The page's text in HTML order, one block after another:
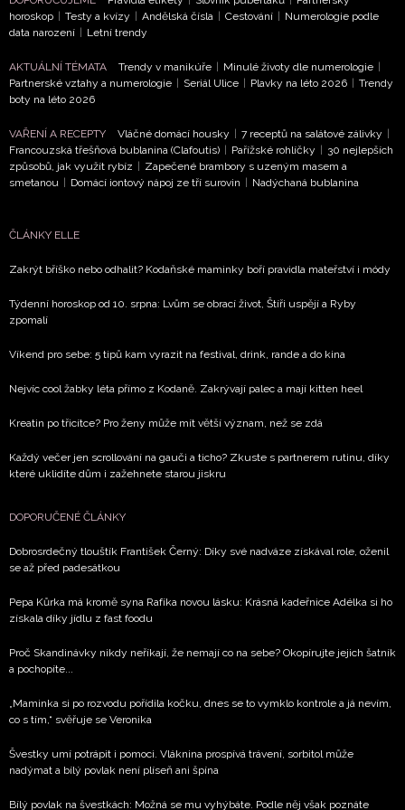
horoskop | Testy a kvízy | Andělská čísla | Cestování | Numerologie podle
data narození | Letní trendy
AKTUÁLNÍ TÉMATA Trendy v manikúře | Minulé životy dle numerologie |
Partnerské vztahy a numerologie | Seriál Ulice | Plavky na léto 2026 | Trendy
boty na léto 2026
VAŘENÍ A RECEPTY Vláčné domácí housky | 7 receptů na salátové zálivky |
Francouzská třešňová bublanina (Clafoutis) | Pařížské rohlíčky | 30 nejlepších
způsobů, jak využít rybíz | Zapečené brambory s uzeným masem a
smetanou | Domácí iontový nápoj ze tří surovin | Nadýchaná bublanina
ČLÁNKY ELLE
Zakrýt bříško nebo odhalit? Kodaňské maminky boří pravidla mateřství i módy
Týdenní horoskop od 10. srpna: Lvům se obrací život, Štíři uspějí a Ryby
zpomalí
Víkend pro sebe: 5 tipů kam vyrazit na festival, drink, rande a do kina
Nejvíc cool žabky léta přímo z Kodaně. Zakrývají palec a mají kitten heel
Kreatin po třicítce? Pro ženy může mít větší význam, než se zdá
Každý večer jen scrollování na gauči a ticho? Zkuste s partnerem rutinu, díky
které uklidíte dům i zažehnete starou jiskru
DOPORUČENÉ ČLÁNKY
Dobrosrdečný tlouštík František Černý: Díky své nadváze získával role, oženil
se až před padesátkou
Pepa Kůrka má kromě syna Rafíka novou lásku: Krásná kadeřnice Adélka si ho
získala díky jídlu z fast foodu
Proč Skandinávky nikdy neříkají, že nemají co na sebe? Okopírujte jejich šatník
a pochopíte...
„Maminka si po rozvodu pořídila kočku, dnes se to vymklo kontrole a já nevím,
co s tím,“ svěřuje se Veronika
Švestky umí potrápit i pomoci. Vláknina prospívá trávení, sorbitol může
nadýmat a bílý povlak není plíseň ani špína
Bílý povlak na švestkách: Možná se mu vyhýbáte. Podle něj však poznáte